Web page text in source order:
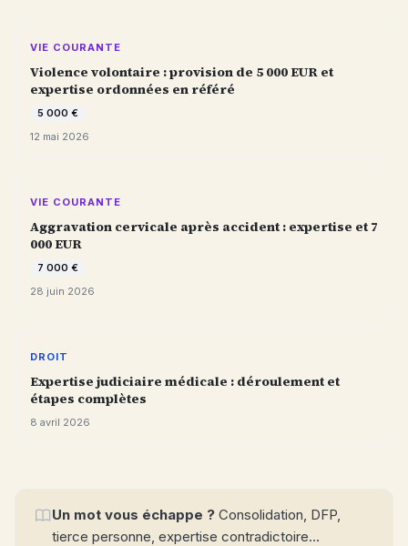
VIE COURANTE
Violence volontaire : provision de 5 000 EUR et
expertise ordonnées en référé
5 000 €
12 mai 2026
VIE COURANTE
Aggravation cervicale après accident : expertise et 7
000 EUR
7 000 €
28 juin 2026
DROIT
Expertise judiciaire médicale : déroulement et
étapes complètes
8 avril 2026
Un mot vous échappe ? Consolidation, DFP,
tierce personne, expertise contradictoire…